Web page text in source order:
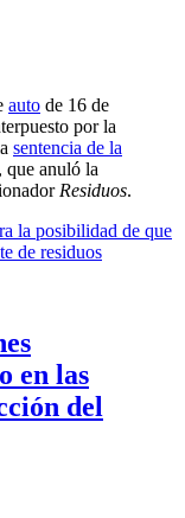
auto de 16 de
por la
sentencia de la
que anuló la
Residuos.
la posibilidad de que
de residuos
en las
del